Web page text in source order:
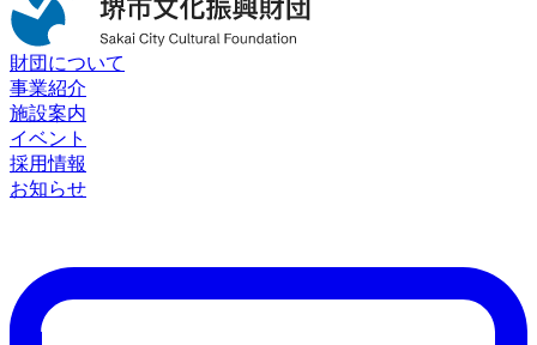
財団について
事業紹介
施設案内
イベント
採用情報
お知らせ